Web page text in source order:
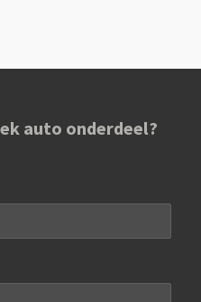
auto onderdeel?